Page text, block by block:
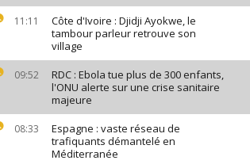
11:11
Côte d'Ivoire : Djidji Ayokwe, le
tambour parleur retrouve son
village
09:52
RDC : Ebola tue plus de 300 enfants,
l'ONU alerte sur une crise sanitaire
majeure
08:33
Espagne : vaste réseau de
trafiquants démantelé en
Méditerranée